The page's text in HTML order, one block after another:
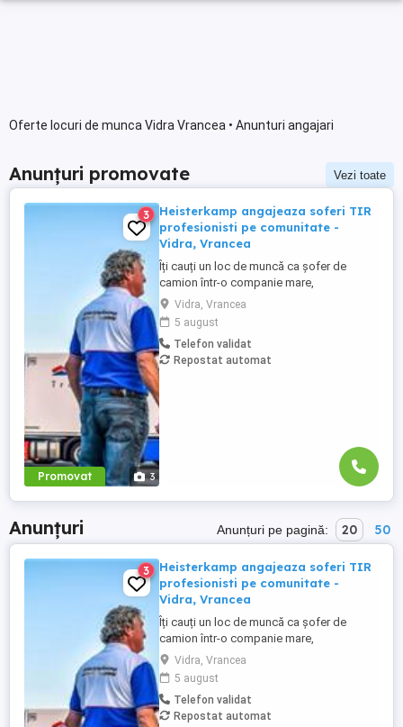
Oferte locuri de munca Vidra Vrancea • Anunturi angajari
Anunțuri promovate Vezi toate
Promovat 3
3
Heisterkamp angajeaza soferi TIR
profesionisti pe comunitate -
Vidra, Vrancea
Îți cauți un loc de muncă ca șofer de
camion într-o companie mare,
internațională și stabilă? Atunci vino în
echipa Heisterkamp! Angajăm șoferi cu
sau fără experiență și echipaje pentru
transport internațional. Beneficii: training
de inițiere la începutul activității în cadrul
Vidra, Vrancea
5 august
Telefon validat
Repostat automat
Anunțuri Anunțuri pe pagină: 20 50
3
Heisterkamp angajeaza soferi TIR
profesionisti pe comunitate -
Vidra, Vrancea
Îți cauți un loc de muncă ca șofer de
camion într-o companie mare,
internațională și stabilă? Atunci vino în
echipa Heisterkamp! Angajăm șoferi cu
sau fără experiență și echipaje pentru
transport internațional. Beneficii: training
de inițiere la începutul activității în cadrul
Vidra, Vrancea
5 august
Telefon validat
Repostat automat